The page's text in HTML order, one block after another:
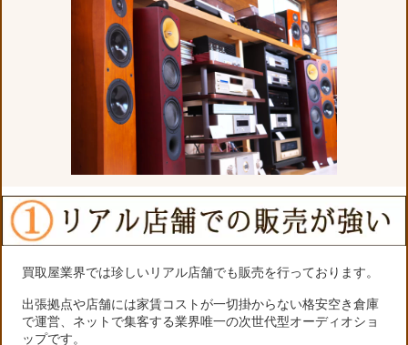
買取屋業界では珍しいリアル店舗でも販売を行っております。
出張拠点や店舗には家賃コストが一切掛からない格安空き倉庫
で運営、ネットで集客する業界唯一の次世代型オーディオショ
ップです。